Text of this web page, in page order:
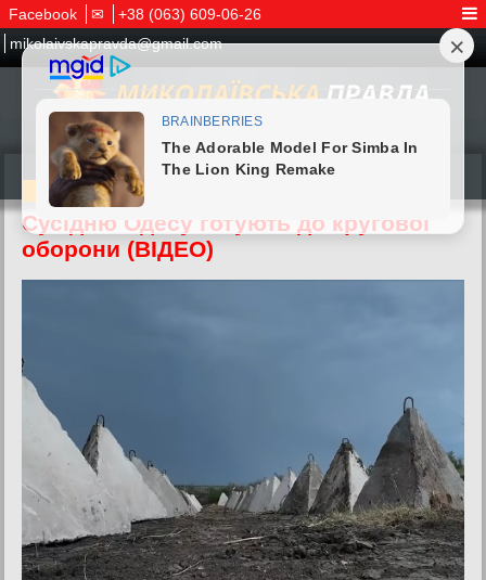
Facebook ✉
+38 (063) 609-06-26
mikolaivskapravda@gmail.com
26.05.2026
Сусідню Одесу готують до кругової
оборони (ВІДЕО)